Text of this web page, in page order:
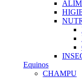
Equinos
CHAMPU